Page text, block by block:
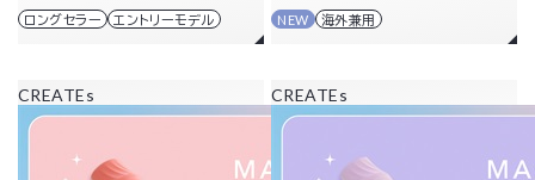
ロングセラー エントリーモデル NEW 海外兼用
CREATEs CREATEs